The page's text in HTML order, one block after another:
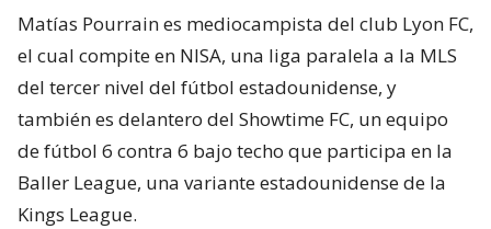
Matías Pourrain es mediocampista del club Lyon FC,
el cual compite en NISA, una liga paralela a la MLS
del tercer nivel del fútbol estadounidense, y
también es delantero del Showtime FC, un equipo
de fútbol 6 contra 6 bajo techo que participa en la
Baller League, una variante estadounidense de la
Kings League.